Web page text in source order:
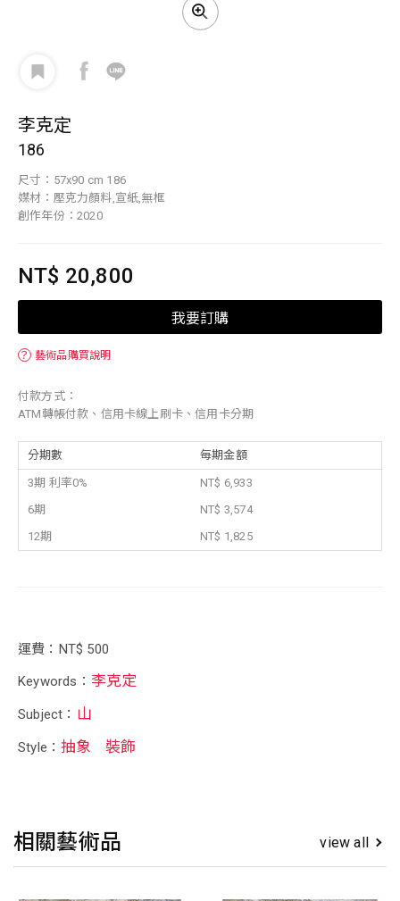
李克定
186
尺寸：57x90 cm 186
媒材：壓克力顏料,宣紙,無框
創作年份：2020
NT$ 20,800
我要訂購
？ 藝術品購買說明
付款方式：
ATM轉帳付款、信用卡線上刷卡、信用卡分期
分期數 每期金額
3期 利率0%
NT$ 6,933
6期
NT$ 3,574
12期
NT$ 1,825
運費：NT$ 500
Keywords： 李克定
Subject： 山
Style：抽象 裝飾
相關藝術品 view all